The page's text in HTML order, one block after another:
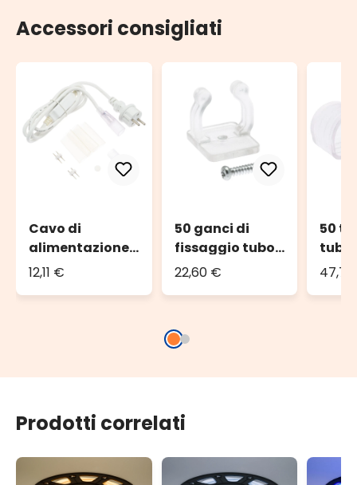
Accessori consigliati
Cavo di
alimentazione
per tubo SMD
12,11 €
50 ganci di
fissaggio tubo
luminoso Led
22,60 €
50
tubo
Led
Prodotti correlati